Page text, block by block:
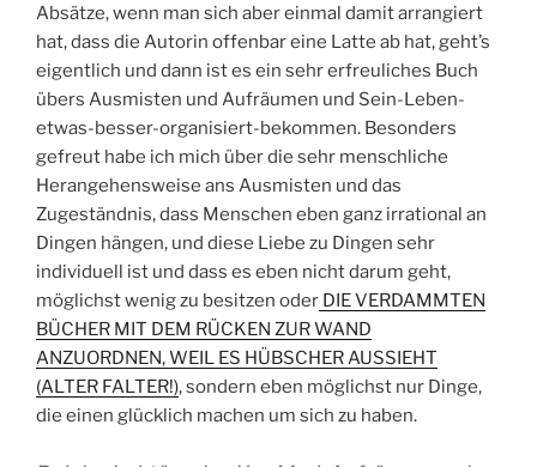
Absätze, wenn man sich aber einmal damit arrangiert
hat, dass die Autorin offenbar eine Latte ab hat, geht’s
eigentlich und dann ist es ein sehr erfreuliches Buch
übers Ausmisten und Aufräumen und Sein-Leben-
etwas-besser-organisiert-bekommen. Besonders
gefreut habe ich mich über die sehr menschliche
Herangehensweise ans Ausmisten und das
Zugeständnis, dass Menschen eben ganz irrational an
Dingen hängen, und diese Liebe zu Dingen sehr
individuell ist und dass es eben nicht darum geht,
möglichst wenig zu besitzen oder DIE VERDAMMTEN
BÜCHER MIT DEM RÜCKEN ZUR WAND
ANZUORDNEN, WEIL ES HÜBSCHER AUSSIEHT
(ALTER FALTER!), sondern eben möglichst nur Dinge,
die einen glücklich machen um sich zu haben.